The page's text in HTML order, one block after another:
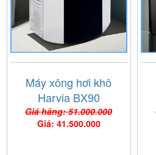
Máy xông hơi khô
Harvia BX90
Giá hãng: 51.000.000
Giá: 41.500.000